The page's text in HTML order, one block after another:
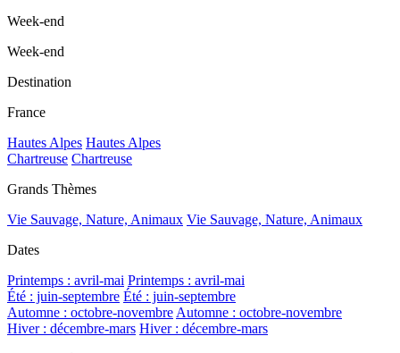
Week-end
Week-end
Destination
France
Hautes Alpes Hautes Alpes
Chartreuse Chartreuse
Grands Thèmes
Vie Sauvage, Nature, Animaux Vie Sauvage, Nature, Animaux
Dates
Printemps : avril-mai Printemps : avril-mai
Été : juin-septembre Été : juin-septembre
Automne : octobre-novembreAutomne : octobre-novembre
Hiver : décembre-mars Hiver : décembre-mars